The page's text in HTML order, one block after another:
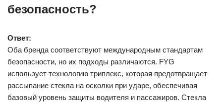
безопасность?
Ответ:
Оба бренда соответствуют международным стандартам
безопасности, но их подходы различаются. FYG
использует технологию триплекс, которая предотвращает
рассыпание стекла на осколки при ударе, обеспечивая
базовый уровень защиты водителя и пассажиров. Стекла